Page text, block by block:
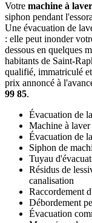
Votre machine à
siphon pendant
Une évacuation de
: elle peut inonder
dessous en quelques
habitants de Saint-
qualifié, immatriculé
prix annoncé à
99 85.
Évacuation de
Machine à
Évacuation de
Siphon de
Tuyau
Résidus de
canalisation
Raccordement
Débordement
Évacuation